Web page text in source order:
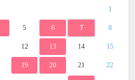
1
5 6 7 8
12 13 14 15
19 20 21 22